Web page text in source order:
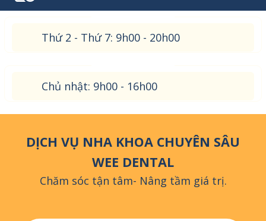
Thứ 2 - Thứ 7: 9h00 - 20h00
Chủ nhật: 9h00 - 16h00
DỊCH VỤ NHA KHOA CHUYÊN SÂU
WEE DENTAL
Chăm sóc tận tâm- Nâng tầm giá trị.